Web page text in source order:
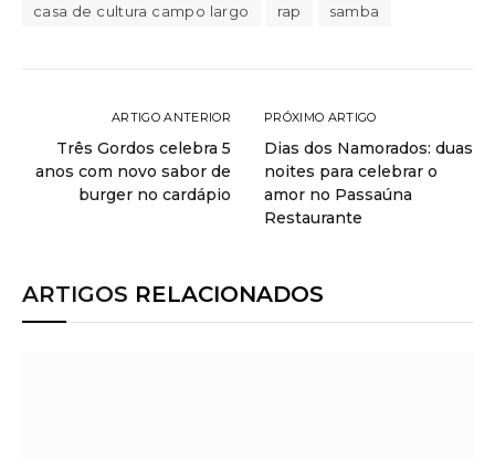
casa de cultura campo largo rap samba
ARTIGO ANTERIOR
Três Gordos celebra 5
anos com novo sabor de
burger no cardápio
PRÓXIMO ARTIGO
Dias dos Namorados: duas
noites para celebrar o
amor no Passaúna
Restaurante
ARTIGOS RELACIONADOS